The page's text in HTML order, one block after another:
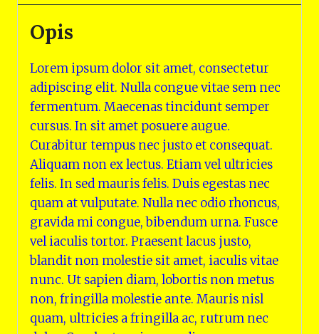
Opis
Lorem ipsum dolor sit amet, consectetur
adipiscing elit. Nulla congue vitae sem nec
fermentum. Maecenas tincidunt semper
cursus. In sit amet posuere augue.
Curabitur tempus nec justo et consequat.
Aliquam non ex lectus. Etiam vel ultricies
felis. In sed mauris felis. Duis egestas nec
quam at vulputate. Nulla nec odio rhoncus,
gravida mi congue, bibendum urna. Fusce
vel iaculis tortor. Praesent lacus justo,
blandit non molestie sit amet, iaculis vitae
nunc. Ut sapien diam, lobortis non metus
non, fringilla molestie ante. Mauris nisl
quam, ultricies a fringilla ac, rutrum nec